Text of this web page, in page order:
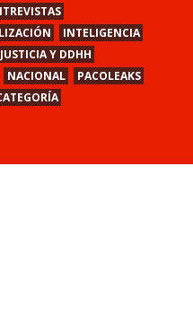
INTELIGENCIA
JUSTICIA Y DDHH
NACIONAL
PACOLEAKS